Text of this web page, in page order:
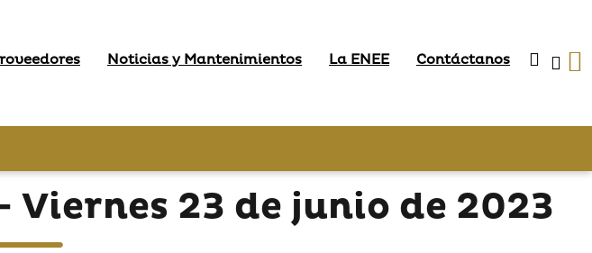
Noticias y Mantenimientos La ENEE Contáctanos
23 de junio de 2023